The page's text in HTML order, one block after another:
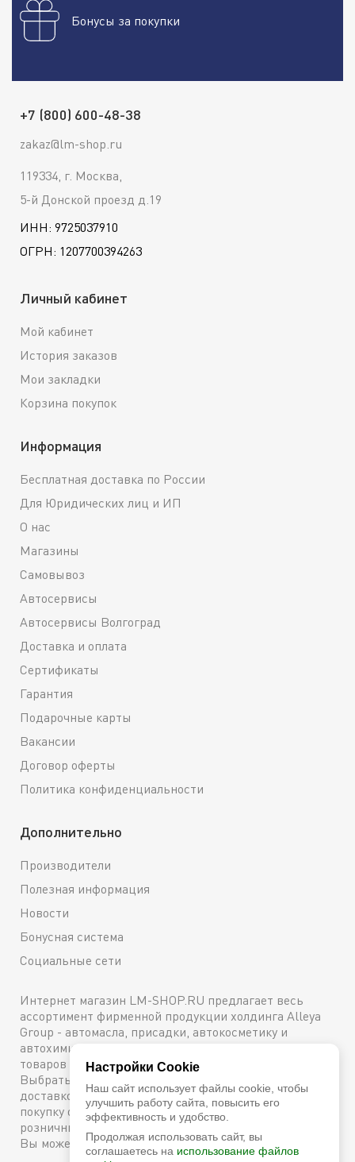
Бонусы за покупки
+7 (800) 600-48-38
zakaz@lm-shop.ru
119334, г. Москва,
5-й Донской проезд д.19
ИНН: 9725037910
ОГРН: 1207700394263
Личный кабинет
Мой кабинет
История заказов
Мои закладки
Корзина покупок
Информация
Бесплатная доставка по России
Для Юридических лиц и ИП
О нас
Магазины
Самовывоз
Автосервисы
Автосервисы Волгоград
Доставка и оплата
Сертификаты
Гарантия
Подарочные карты
Вакансии
Договор оферты
Политика конфиденциальности
Дополнительно
Производители
Полезная информация
Новости
Бонусная система
Социальные сети
Интернет магазин LM-SHOP.RU предлагает весь
ассортимент фирменной продукции холдинга Alleya
Group - автомасла, присадки, автокосметику и
автохимию. Каталог содержит подробное описание
товаров с техническими характеристиками и ценами.
Выбрать и купить оригинальную продукцию с
доставкой по Москве можно сейчас же, оформив
покупку онлайн, либо посетив один из наших
розничных магазинов. Более подробную информацию
Вы можете получить по телефону+7 (800) 600-48-38
Настройки Cookie
Наш сайт использует файлы cookie, чтобы
улучшить работу сайта, повысить его
эффективность и удобство.
Продолжая использовать сайт, вы
соглашаетесь на использование файлов